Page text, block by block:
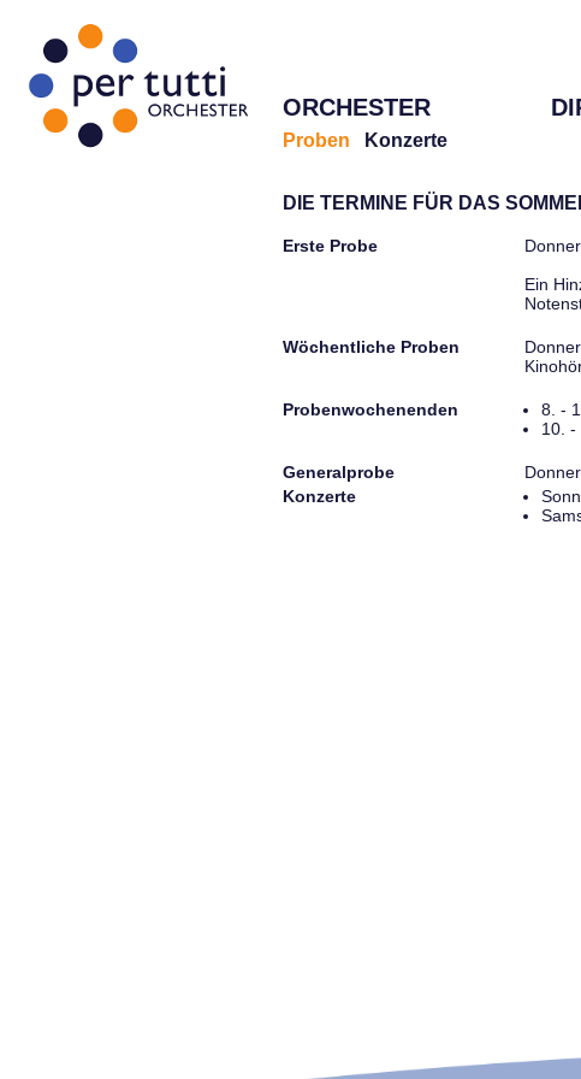
ORCHESTER
Proben Konzerte
DIE TERMINE FÜR DAS
Erste Probe
Ein
Wöchentliche Proben
Probenwochenenden
8. -
10. -
Generalprobe
Konzerte